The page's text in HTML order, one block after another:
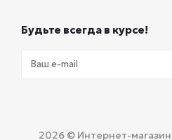
Будьте всегда в курсе!
2026 © Интернет-